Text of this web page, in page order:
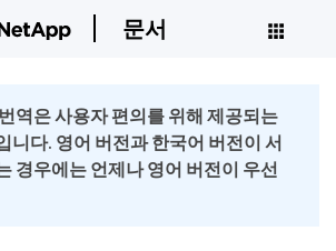
문서
역은 사용자 편의를 위해 제공되는
니다. 영어 버전과 한국어 버전이 서
경우에는 언제나 영어 버전이 우선